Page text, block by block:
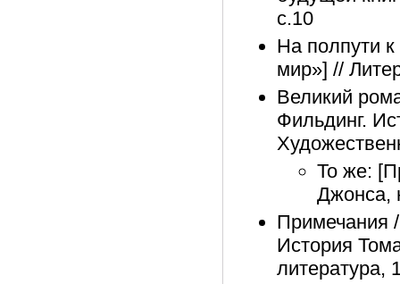
с.10
На полпути
мир»] //
Великий
Фильдинг.
То же:
Джонса,
Примечания
История
литература,